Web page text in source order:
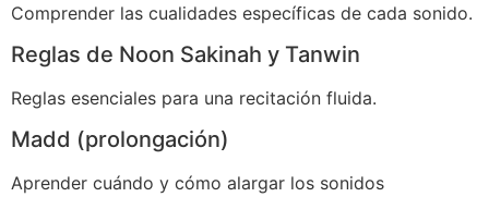
Comprender las cualidades específicas de cada sonido.
Reglas de Noon Sakinah y Tanwin
Reglas esenciales para una recitación fluida.
Madd (prolongación)
Aprender cuándo y cómo alargar los sonidos